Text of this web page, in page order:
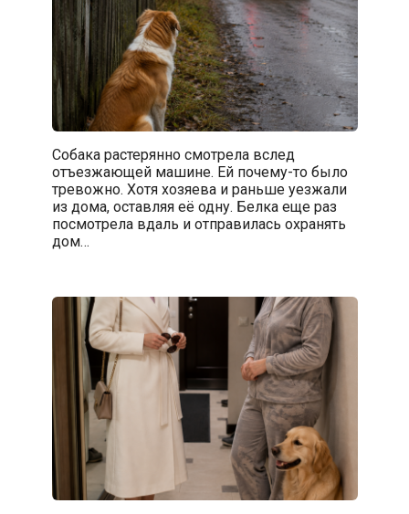
Собака растерянно смотрела вслед
отъезжающей машине. Ей почему-то было
тревожно. Хотя хозяева и раньше уезжали
из дома, оставляя её одну. Белка еще раз
посмотрела вдаль и отправилась охранять
дом…